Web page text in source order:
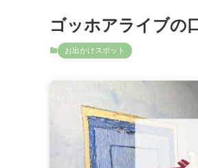
ゴッホアライブの
お出かけスポット